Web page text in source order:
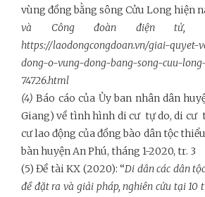
vùng đồng bằng sông Cửu Long hiện
và Công đoàn điện tử,
https://laodongcongdoan.vn/giai-quyet-
dong-o-vung-dong-bang-song-cuu-
74726.html
(4) Báo cáo của Ủy ban nhân dân
Giang) về tình hình di cư tự do, di cư
cư lao động của đồng bào dân tộc
bàn huyện An Phú, tháng 1-2020, tr. 3
(5) Đề tài KX (2020): “Di dân các dân
đề đặt ra và giải pháp, nghiên cứu tại 10